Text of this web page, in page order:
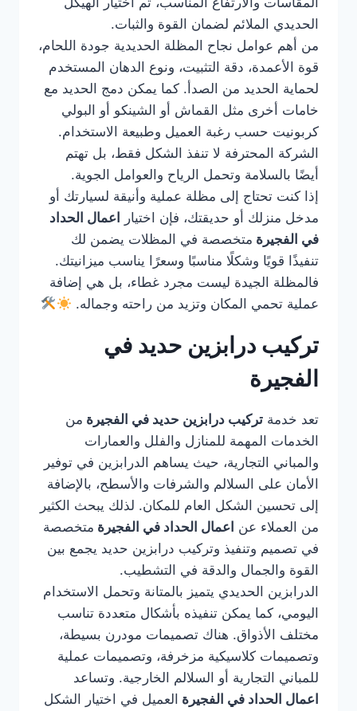
الحديدي الملائم لضمان القوة والثبات.
من أهم عوامل نجاح المظلة الحديدية جودة اللحام،
قوة الأعمدة، دقة التثبيت، ونوع الدهان المستخدم
لحماية الحديد من الصدأ. كما يمكن دمج الحديد مع
خامات أخرى مثل القماش أو الشينكو أو البولي
كربونيت حسب رغبة العميل وطبيعة الاستخدام.
الشركة المحترفة لا تنفذ الشكل فقط، بل تهتم
أيضًا بالسلامة وتحمل الرياح والعوامل الجوية.
إذا كنت تحتاج إلى مظلة عملية وأنيقة لسيارتك أو
مدخل منزلك أو حديقتك، فإن اختيار
اعمال الحداد
في الفجيرة متخصصة في المظلات يضمن لك
تنفيذًا قويًا وشكلًا مناسبًا وسعرًا يناسب ميزانيتك.
فالمظلة الجيدة ليست مجرد غطاء، بل هي إضافة
عملية تحمي المكان وتزيد من راحته وجماله.
تركيب درابزين حديد في
الفجيرة
تعد خدمة تركيب درابزين حديد في الفجيرة من
الخدمات المهمة للمنازل والفلل والعمارات
والمباني التجارية، حيث يساهم الدرابزين في توفير
الأمان على السلالم والشرفات والأسطح، بالإضافة
إلى تحسين الشكل العام للمكان. لذلك يبحث الكثير
من العملاء عن اعمال الحداد في الفجيرة متخصصة
في تصميم وتنفيذ وتركيب درابزين حديد يجمع بين
القوة والجمال والدقة في التشطيب.
الدرابزين الحديدي يتميز بالمتانة وتحمل الاستخدام
اليومي، كما يمكن تنفيذه بأشكال متعددة تناسب
مختلف الأذواق. هناك تصميمات مودرن بسيطة،
وتصميمات كلاسيكية مزخرفة، وتصميمات عملية
للمباني التجارية أو السلالم الخارجية. وتساعد
اعمال الحداد في الفجيرة العميل في اختيار الشكل